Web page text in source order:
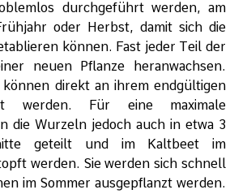
durchgeführt werden, am
oder Herbst, damit sich die
können. Fast jeder Teil der
neuen Pflanze heranwachsen.
direkt an ihrem endgültigen
werden. Für eine maximale
die Wurzeln jedoch auch in etwa 3
geteilt und im Kaltbeet im
werden. Sie werden sich schnell
im Sommer ausgepflanzt werden.